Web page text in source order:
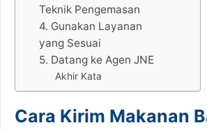
Teknik Pengemasan
4. Gunakan Layanan
yang Sesuai
5. Datang ke Agen JNE
Akhir Kata
Cara Kirim Makanan